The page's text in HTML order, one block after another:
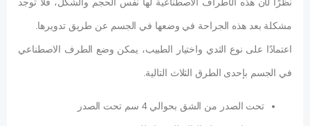
مشكلة بعد هذه الجراحة في وضعها في الجسم عن طريق تدويرها.
اعتمادًا على نوع الثدي واختيار الطبيب، يمكن وضع الطرف الاصطناعي
في الجسم بإحدى الطرق الثلاث التالية.
تحت الصدر من الشق بحوالي 4 سم تحت الصدر